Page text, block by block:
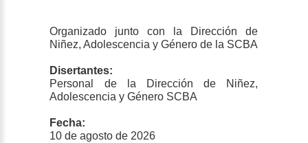
Organizado junto con la Dirección de
Niñez, Adolescencia y Género de la SCBA
Disertantes:
Personal de la Dirección de Niñez,
Adolescencia y Género SCBA
Fecha:
10 de agosto de 2026